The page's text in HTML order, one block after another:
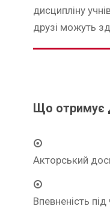
дисципліну
друзі можуть
Що отримує
Акторський
Впевненість під